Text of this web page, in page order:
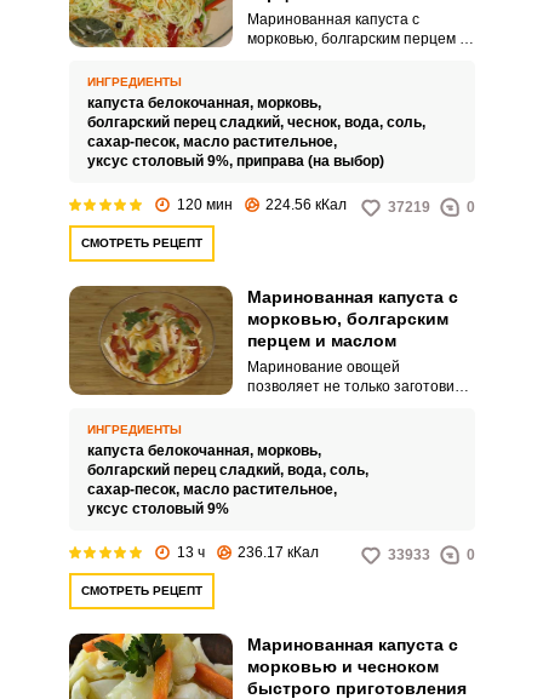
Маринованная капуста с
морковью, болгарским перцем и
заливки овощей горячим
маринадом и тонкой их нарезке,
будет у вас хорошей закуской и к
повседневному, и к
красивого внешнего вида важно
овощи тонко и красиво
ИНГРЕДИЕНТЫ
капуста белокочанная, морковь,
болгарский перец сладкий, чеснок, вода, соль,
сахар-песок, масло растительное,
уксус столовый 9%, приправа (на выбор)
120 мин 224.56 кКал 37219 0
СМОТРЕТЬ РЕЦЕПТ
Маринованная капуста с
морковью, болгарским
перцем и маслом
Маринование овощей
позволяет не только заготовить
любому столу. Этот способ
приготовления основан на
использовании горячего
ИНГРЕДИЕНТЫ
капуста белокочанная, морковь,
болгарский перец сладкий, вода, соль,
сахар-песок, масло растительное,
уксус столовый 9%
13 ч 236.17 кКал 33933 0
СМОТРЕТЬ РЕЦЕПТ
Маринованная капуста с
морковью и чесноком
быстрого приготовления